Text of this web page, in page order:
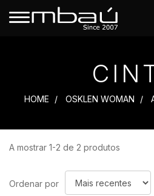
HOME OSKLEN WOMAN
A mostrar 1-2 de 2 produtos
Ordenar por Ordenar